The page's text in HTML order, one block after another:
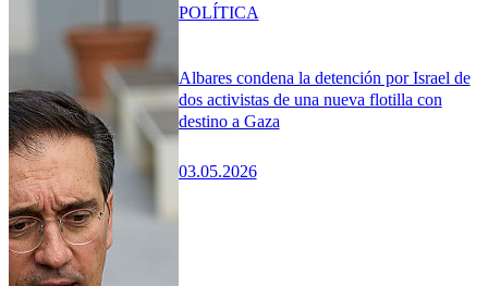
Albares condena la detención por Israel de
dos activistas de una nueva flotilla con
destino a Gaza
03.05.2026
POLÍTICA